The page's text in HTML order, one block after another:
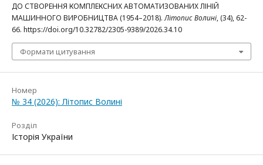
ДО СТВОРЕННЯ КОМПЛЕКСНИХ АВТОМАТИЗОВАНИХ ЛІНІЙ
МАШИННОГО ВИРОБНИЦТВА (1954–2018).Літопис Волині, (34), 62-
66. https://doi.org/10.32782/2305-9389/2026.34.10
Формати цитування
Номер
№ 34 (2026): Літопис Волині
Розділ
Історія України